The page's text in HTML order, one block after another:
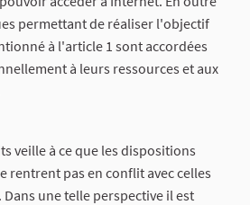
permettant de réaliser l'objectif
à l'article 1 sont accordées
à leurs ressources et aux
veille à ce que les dispositions
rentrent pas en conflit avec celles
une telle perspective il est